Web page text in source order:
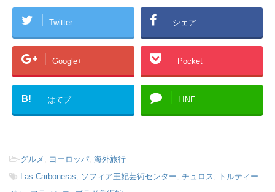
Twitter シェア
Google+ Pocket
B! はてブ LINE
-グルメ , ヨーロッパ, 海外旅行
-Las Carboneras, ソフィア王妃芸術センター, チュロス,
トルティー